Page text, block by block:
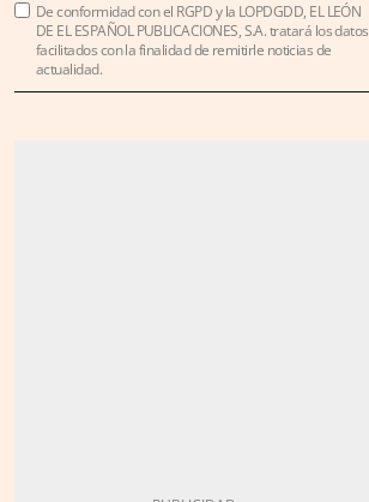
De conformidad con el RGPD y la LOPDGDD, EL LEÓN
DE EL ESPAÑOL PUBLICACIONES, S.A. tratará los datos
facilitados con la finalidad de remitirle noticias de
actualidad.